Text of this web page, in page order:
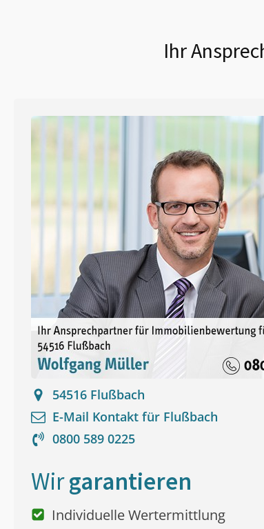
Ihr
54516 Flußbach
E-Mail Kontakt für Flußbach
0800 589 0225
Wirgarantieren
Individuelle Wertermittlung